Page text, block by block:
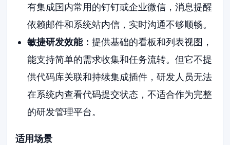
有集成国内常用的钉钉或企业微信，消息提醒
依赖邮件和系统站内信，实时沟通不够顺畅。
敏捷研发效能： 提供基础的看板和列表视图，
能支持简单的需求收集和任务流转。但它不提
供代码库关联和持续集成插件，研发人员无法
在系统内查看代码提交状态，不适合作为完整
的研发管理平台。
适用场景